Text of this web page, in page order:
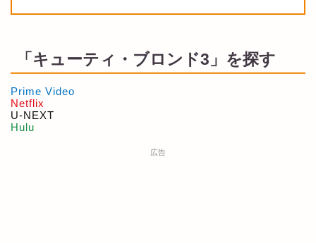
「キューティ・ブロンド3」を探す
Prime Video
Netflix
U-NEXT
Hulu
広告